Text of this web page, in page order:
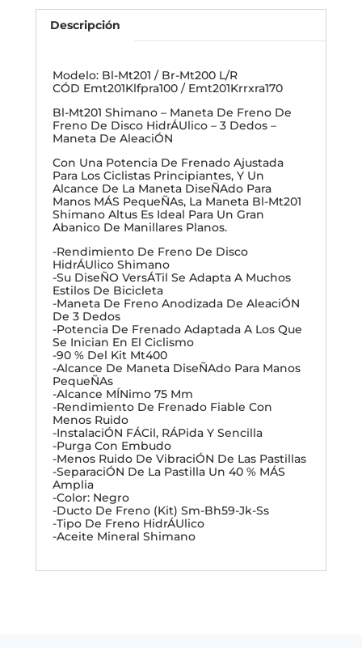
Descripción
Modelo: Bl-Mt201 / Br-Mt200 L/R
CÓD Emt201Klfpra100 / Emt201Krrxra170
Bl-Mt201 Shimano – Maneta De Freno De
Freno De Disco HidrÁUlico – 3 Dedos –
Maneta De AleaciÓN
Con Una Potencia De Frenado Ajustada
Para Los Ciclistas Principiantes, Y Un
Alcance De La Maneta DiseÑAdo Para
Manos MÁS PequeÑAs, La Maneta Bl-Mt201
Shimano Altus Es Ideal Para Un Gran
Abanico De Manillares Planos.
-Rendimiento De Freno De Disco
HidrÁUlico Shimano
-Su DiseÑO VersÁTil Se Adapta A Muchos
Estilos De Bicicleta
-Maneta De Freno Anodizada De AleaciÓN
De 3 Dedos
-Potencia De Frenado Adaptada A Los Que
Se Inician En El Ciclismo
-90 % Del Kit Mt400
-Alcance De Maneta DiseÑAdo Para Manos
PequeÑAs
-Alcance MÍNimo 75 Mm
-Rendimiento De Frenado Fiable Con
Menos Ruido
-InstalaciÓN FÁCil, RÁPida Y Sencilla
-Purga Con Embudo
-Menos Ruido De VibraciÓN De Las Pastillas
-SeparaciÓN De La Pastilla Un 40 % MÁS
Amplia
-Color: Negro
-Ducto De Freno (Kit) Sm-Bh59-Jk-Ss
-Tipo De Freno HidrÁUlico
-Aceite Mineral Shimano